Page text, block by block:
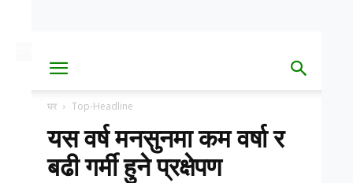
घर Top-Headline
यस वर्ष मनसुनमा कम वर्षा र
बढी गर्मी हुने प्रक्षेपण